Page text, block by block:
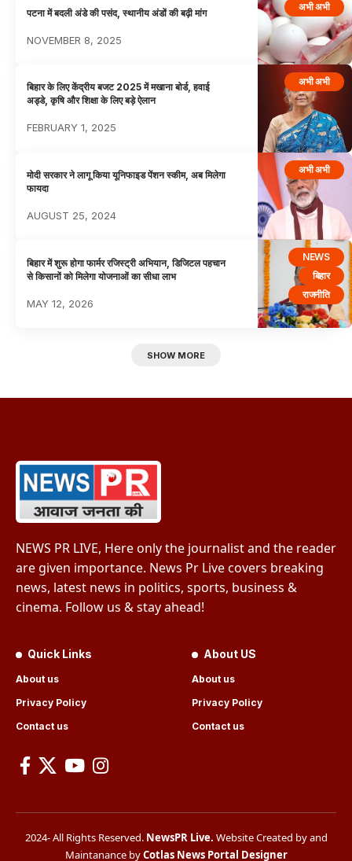
अभी अभी
पटना में बदली अंडे की पसंद, स्थानीय अंडों की बढ़ी मांग
NOVEMBER 8, 2025
अभी अभी
बिहार के लिए केंद्रीय बजट 2025 में मखाना बोर्ड, हवाई
अड्डे, कृषि और शिक्षा के लिए बड़े ऐलान
FEBRUARY 1, 2025
अभी अभी
मोदी सरकार ने लागू किया यूनिफाइड पेंशन स्कीम, अब मिलेगा
फायदा
AUGUST 25, 2024
NEWS
बिहार
राजनीति
बिहार में शुरू होगा फार्मर रजिस्ट्री अभियान, डिजिटल पहचान
से किसानों को मिलेगा योजनाओं का सीधा लाभ
MAY 12, 2026
SHOW MORE
NEWS PR LIVE, Here only the journalist and the reader
are given importance. News Pr Live covers breaking
news, latest news in politics, sports, business &
cinema. Follow us & stay ahead!
Quick Links
About us
Privacy Policy
Contact us
About US
About us
Privacy Policy
Contact us
2024- All Rights Reserved. NewsPR Live. Website Created by and
Maintanance byCotlas News Portal Designer